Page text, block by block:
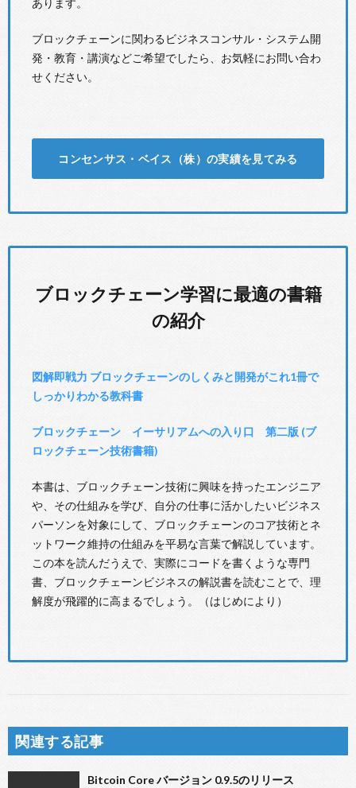
あります。
ブロックチェーンに関わるビジネスコンサル・システム開
発・教育・講演などご希望でしたら、お気軽にお問い合わ
せください。
コンセンサス・ベイス（株）の実績を見てみる
ブロックチェーン学習に最適の書籍
の紹介
図解即戦力 ブロックチェーンのしくみと開発がこれ1冊で
しっかりわかる教科書
ブロックチェーン イーサリアムへの入り口 第二版 (ブ
ロックチェーン技術書籍)
本書は、ブロックチェーン技術に興味を持ったエンジニア
や、その仕組みを学び、自分の仕事に活かしたいビジネス
パーソンを対象にして、ブロックチェーンのコア技術とネ
ットワーク維持の仕組みを平易な言葉で解説しています。
この本を読んだうえで、実際にコードを書くような専門
書、ブロックチェーンビジネスの解説書を読むことで、理
解度が飛躍的に高まるでしょう。（はじめにより）
関連する記事
Bitcoin Core バージョン 0.9.5のリリース